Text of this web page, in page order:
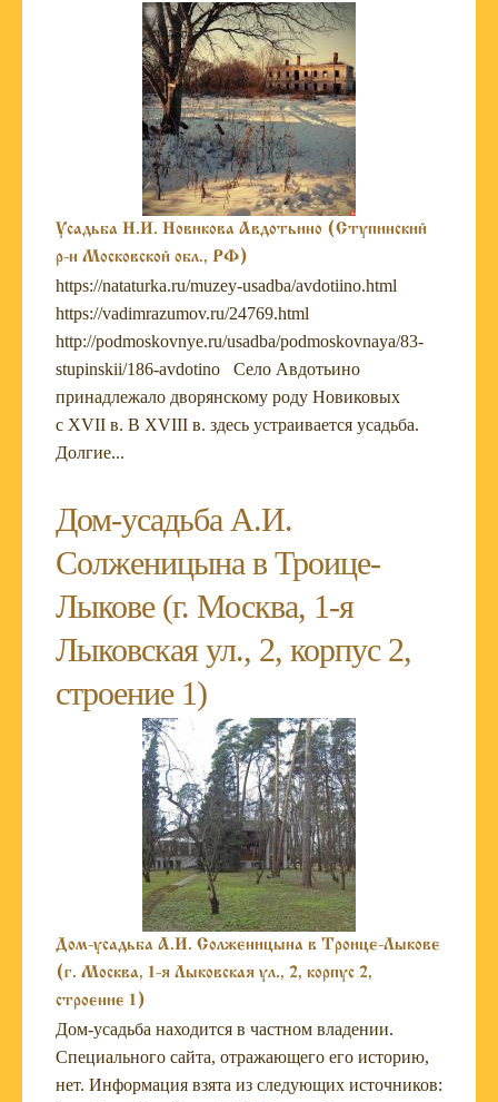
Усадьба Н.И. Новикова Авдотьино (Ступинский
р-н Московской обл., РФ)
https://nataturka.ru/muzey-usadba/avdotiino.html
https://vadimrazumov.ru/24769.html
http://podmoskovnye.ru/usadba/podmoskovnaya/83-
stupinskii/186-avdotino Село Авдотьино
принадлежало дворянскому роду Новиковых
с XVII в. В XVIII в. здесь устраивается усадьба.
Долгие...
Дом-усадьба А.И.
Солженицына в Троице-
Лыкове (г. Москва, 1-я
Лыковская ул., 2, корпус 2,
строение 1)
Дом-усадьба А.И. Солженицына в Троице-Лыкове
(г. Москва, 1-я Лыковская ул., 2, корпус 2,
строение 1)
Дом-усадьба находится в частном владении.
Специального сайта, отражающего его историю,
нет. Информация взята из следующих источников: